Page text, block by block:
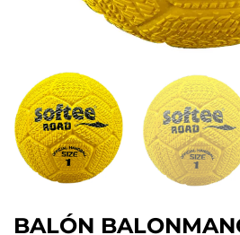
BALÓN